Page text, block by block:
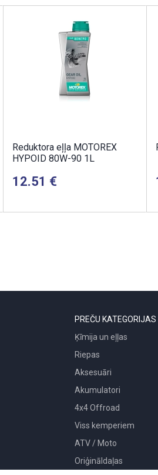
Reduktora eļļa MOTOREX
HYPOID 80W-90 1L
12.51
PREČU KATEGORIJAS
Ķīmija un eļļas
Riepas
Aksesuāri
Akumulatori
4x4 Offroad
Viss kemperiem
ATV / Moto
Oriģināldaļas